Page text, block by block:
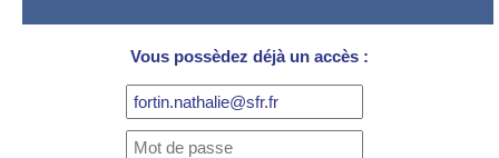
Vous possèdez déjà un accès :